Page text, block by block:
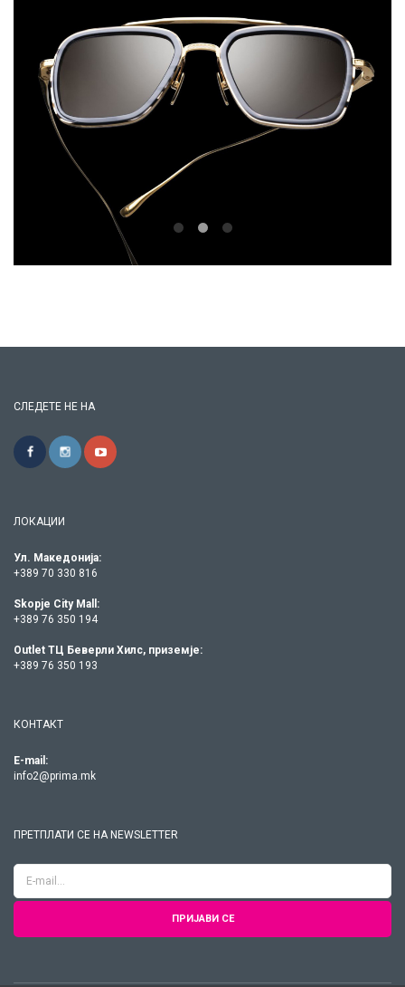
СЛЕДЕТЕ НЕ НА
ЛОКАЦИИ
Ул. Македонија:
+389 70 330 816
Skopje City Mall:
+389 76 350 194
Outlet ТЦ Беверли Хилс, приземје:
+389 76 350 193
КОНТАКТ
E-mail:
info2@prima.mk
ПРЕТПЛАТИ СЕ НА NEWSLETTER
ПРИЈАВИ СЕ